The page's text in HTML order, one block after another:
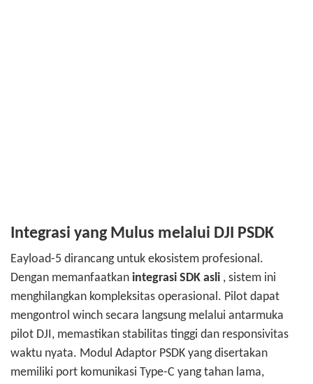
Integrasi yang Mulus melalui DJI PSDK
Eayload-5 dirancang untuk ekosistem profesional.
Dengan memanfaatkan integrasi SDK asli , sistem ini
menghilangkan kompleksitas operasional. Pilot dapat
mengontrol winch secara langsung melalui antarmuka
pilot DJI, memastikan stabilitas tinggi dan responsivitas
waktu nyata. Modul Adaptor PSDK yang disertakan
memiliki port komunikasi Type-C yang tahan lama,